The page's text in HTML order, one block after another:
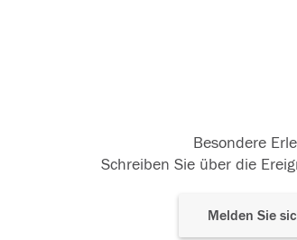
Besondere
Schreiben Sie über die
Melden Sie